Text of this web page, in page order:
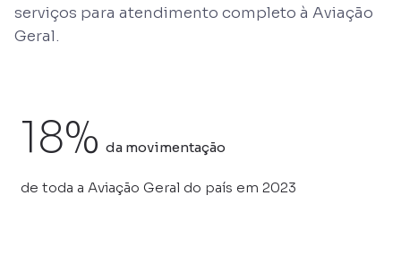
serviços para atendimento completo à Aviação
Geral.
18% da movimentação
de toda a Aviação Geral do país em 2023